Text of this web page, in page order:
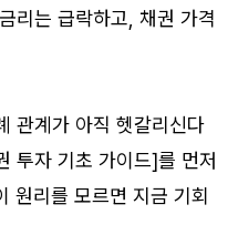
리는 급락하고, 채권 가격
관계가 아직 헷갈리신다
투자 기초 가이드]를 먼저
원리를 모르면 지금 기회